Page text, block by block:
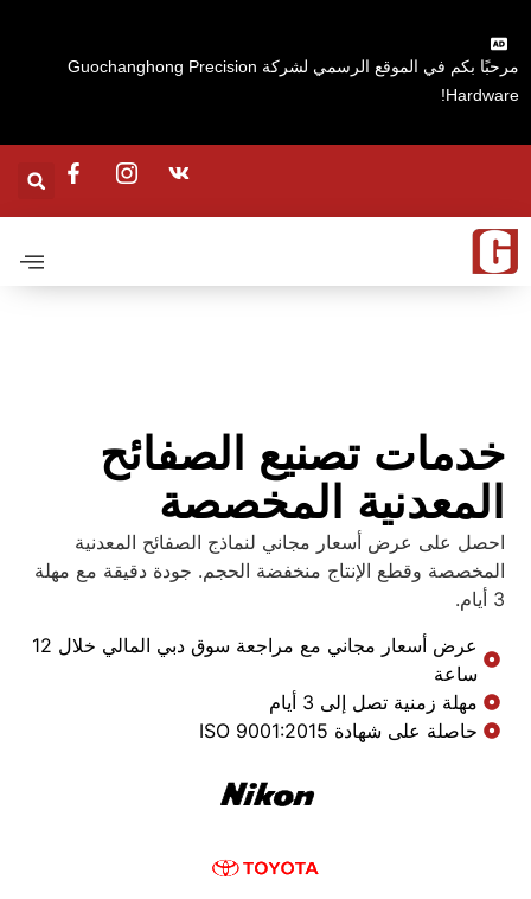
مرحبًا بكم في الموقع الرسمي لشركة Guochanghong Precision
خدمات تصنيع الصفائح
المعدنية المخصصة
احصل على عرض أسعار مجاني لنماذج الصفائح المعدنية
المخصصة وقطع الإنتاج منخفضة الحجم. جودة دقيقة مع مهلة
عرض أسعار مجاني مع مراجعة سوق دبي المالي خلال 12
ساعة
مهلة زمنية تصل إلى 3 أيام
حاصلة على شهادة ISO 9001:2015